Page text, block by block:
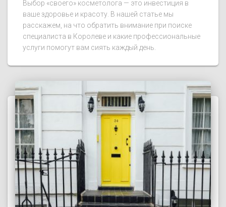
Выбор «своего» косметолога — это инвестиция в
ваше здоровье и красоту. В нашей статье мы
расскажем, на что обратить внимание при поиске
специалиста в Королеве и какие профессиональные
услуги помогут вам сиять каждый день.